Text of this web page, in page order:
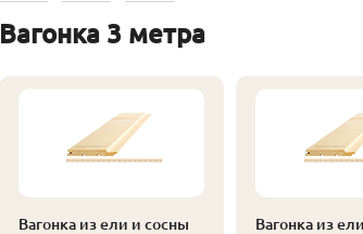
Вагонка 3 метра
Вагонка из ели и сосны Вагонка из